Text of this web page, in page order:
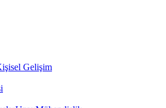
Gelişim